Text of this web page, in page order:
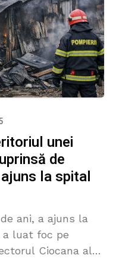
unei
de
la spital
ani, a ajuns la
a luat foc pe
Ciocana al